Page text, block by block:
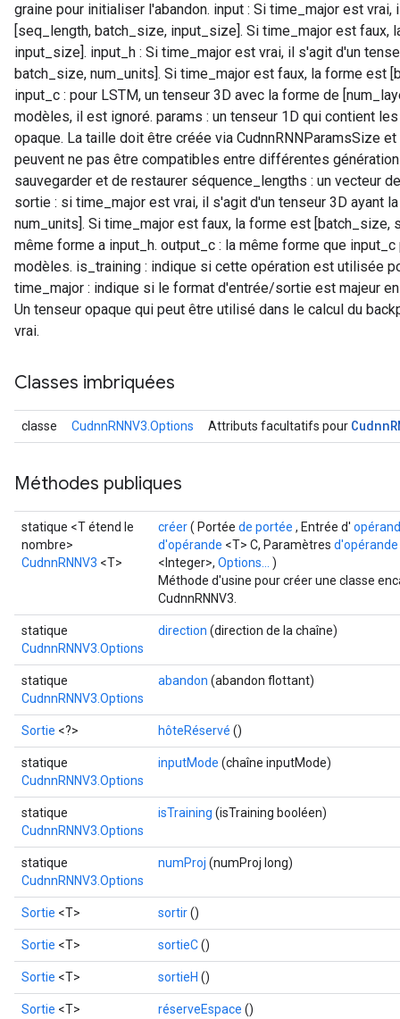
graine pour initialiser l'abandon. input : Si time_major est
[seq_length, batch_size, input_size]. Si time_major est faux,
input_size]. input_h : Si time_major est vrai, il s'agit d'un
batch_size, num_units]. Si time_major est faux, la forme est
input_c : pour LSTM, un tenseur 3D avec la forme de
modèles, il est ignoré. params : un tenseur 1D qui contient
opaque. La taille doit être créée via CudnnRNNParamsSize
peuvent ne pas être compatibles entre différentes
sauvegarder et de restaurer séquence_lengths : un vecteur
sortie : si time_major est vrai, il s'agit d'un tenseur 3D ayant
num_units]. Si time_major est faux, la forme est [batch_size,
même forme a input_h. output_c : la même forme que
modèles. is_training : indique si cette opération est utilisée
time_major : indique si le format d'entrée/sortie est majeur
Un tenseur opaque qui peut être utilisé dans le calcul du
vrai.
Classes imbriquées
classe CudnnRNNV3.Options Attributs facultatifs pour Cudnn
Méthodes publiques
statique <T étend le
nombre>
CudnnRNNV3 <T>
créer( Portée de portée , Entrée d'
d'opérande <T> C, Paramètres d'opérande
<Integer>, Options...
)
Méthode d'usine pour créer une classe
CudnnRNNV3.
statique
CudnnRNNV3.Options
direction (direction de la chaîne)
statique
CudnnRNNV3.Options
abandon (abandon flottant)
Sortie <?> hôteRéservé ()
statique
CudnnRNNV3.Options
inputMode (chaîne inputMode)
statique
CudnnRNNV3.Options
isTraining (isTraining booléen)
statique
CudnnRNNV3.Options
numProj (numProj long)
Sortie <T> sortir()
Sortie <T> sortieC()
Sortie <T> sortieH ()
Sortie <T> réserveEspace ()